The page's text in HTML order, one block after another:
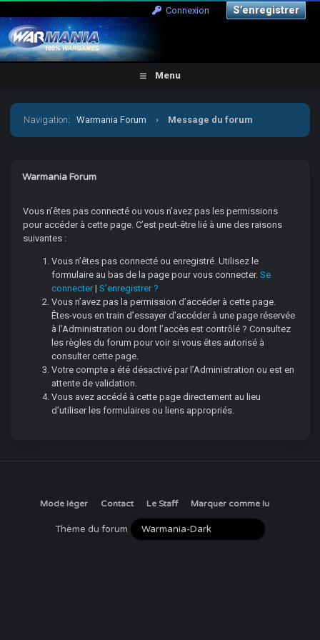
Connexion S’enregistrer
Menu
Navigation:Warmania Forum › Message du forum
Warmania Forum
Vous n’êtes pas connecté ou vous n’avez pas les permissions
pour accéder à cette page. C’est peut-être lié à une des raisons
suivantes :
Vous n’êtes pas connecté ou enregistré. Utilisez le
formulaire au bas de la page pour vous connecter.Se
connecter|S’enregistrer ?
Vous n’avez pas la permission d’accéder à cette page.
Êtes-vous en train d’essayer d’accéder à une page réservée
à l’Administration ou dont l’accès est contrôlé ? Consultez
les règles du forum pour voir si vous êtes autorisé à
consulter cette page.
Votre compte a été désactivé par l’Administration ou est en
attente de validation.
Vous avez accédé à cette page directement au lieu
d’utiliser les formulaires ou liens appropriés.
Mode léger Contact Le Staff Marquer comme lu
Thème du forum